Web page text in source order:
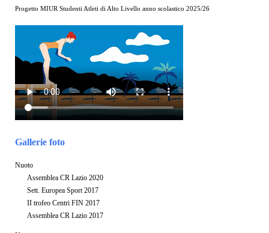
Progetto MIUR Studenti Atleti di Alto Livello anno scolastico 2025/26
Gallerie foto
Nuoto
Assemblea CR Lazio 2020
Sett. Europea Sport 2017
II trofeo Centri FIN 2017
Assemblea CR Lazio 2017